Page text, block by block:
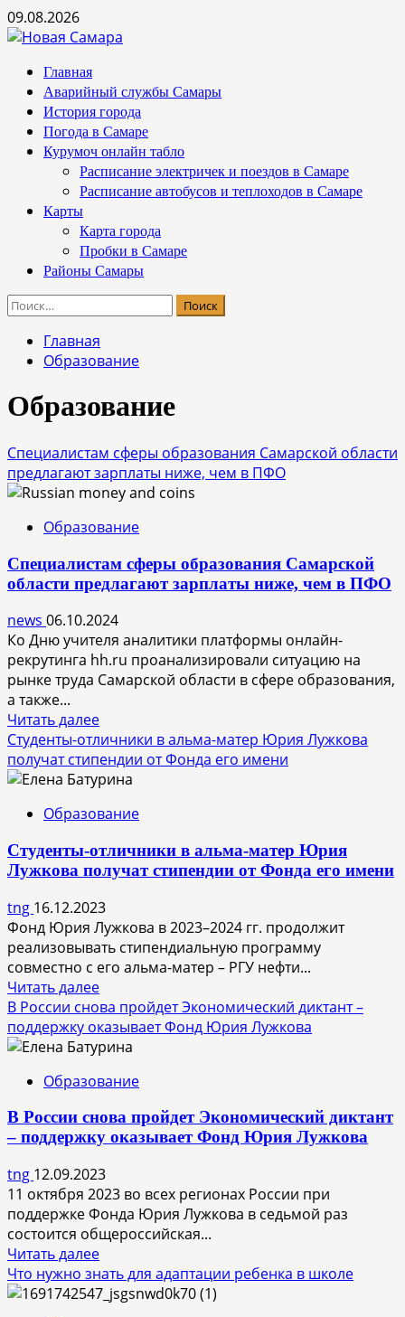
Перейти
к
09.08.2026
Основное
меню
Главная
Аварийный службы Самары
История города
Погода в Самаре
Курумоч онлайн табло
Расписание электричек и поездов в Самаре
Расписание автобусов и теплоходов в Самаре
Карты
Карта города
Пробки в Самаре
Районы Самары
Найти:
Главная
Образование
Образование
Специалистам сферы образования Самарской области
предлагают зарплаты ниже, чем в ПФО
Образование
Специалистам сферы образования Самарской
области предлагают зарплаты ниже, чем в ПФО
news 06.10.2024
Ко Дню учителя аналитики платформы онлайн-
рекрутинга hh.ru проанализировали ситуацию на
рынке труда Самарской области в сфере образования,
а также...
Читать далееПрочитать
больше
о
Специалистам
образования
области
предлагают
зарплаты
ниже,
чем
в
ПФО
Студенты-отличники в альма-матер Юрия Лужкова
получат стипендии от Фонда его имени
Образование
Студенты-отличники в альма-матер Юрия
Лужкова получат стипендии от Фонда его имени
tng 16.12.2023
Фонд Юрия Лужкова в 2023–2024 гг. продолжит
реализовывать стипендиальную программу
совместно с его альма-матер – РГУ нефти...
Читать далееПрочитать
больше
о
Студенты-
в
матер
Юрия
Лужкова
получат
стипендии
от
Фонда
его
имени
В России снова пройдет Экономический диктант –
поддержку оказывает Фонд Юрия Лужкова
Образование
В России снова пройдет Экономический диктант
– поддержку оказывает Фонд Юрия Лужкова
tng 12.09.2023
11 октября 2023 во всех регионах России при
поддержке Фонда Юрия Лужкова в седьмой раз
состоится общероссийская...
Читать далееПрочитать
больше
о
Что нужно знать для адаптации ребенка в школе